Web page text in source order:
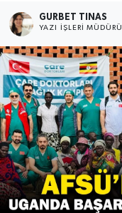
GURBET TINAS
YAZI İŞLERI MÜDÜRÜ